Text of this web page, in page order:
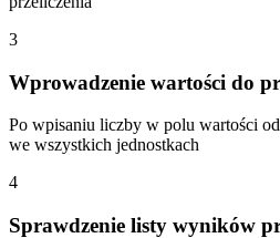
3
Wprowadzenie wartości do
Po wpisaniu liczby w polu wartości
we wszystkich jednostkach
4
Sprawdzenie listy wyników